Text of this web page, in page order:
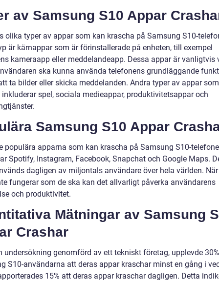
av Samsung S10 Appar
olika typer av appar som kan krascha på Samsung S10-
är kärnappar som är förinstallerade på enheten, till exempel
kameraapp eller meddelandeapp. Dessa appar är vanligtvis
ska kunna använda telefonens grundläggande
ta bilder eller skicka meddelanden. Andra typer av appar
spel, sociala medieappar, produktivitetsappar och
Samsung S10 Appar
populära apparna som kan krascha på Samsung S10-
Spotify, Instagram, Facebook, Snapchat och Google Maps.
dagligen av miljontals användare över hela världen.
fungerar som de ska kan det allvarligt påverka användarens
och produktivitet.
Mätningar av Samsung
Crashar
undersökning genomförd av ett tekniskt företag, upplevde
S10-användarna att deras appar kraschar minst en gång i
15% att deras appar kraschar dagligen. Detta